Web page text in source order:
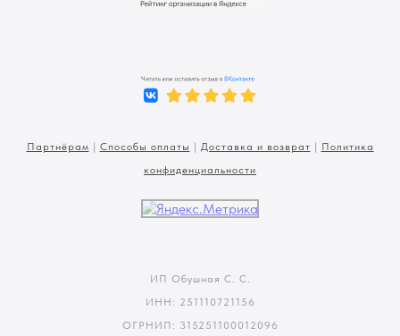
Партнёрам | Способы оплаты | Доставка и возврат | Политика
конфиденциальности
ИП Обушная С. С.
ИНН: 251110721156
ОГРНИП: 315251100012096